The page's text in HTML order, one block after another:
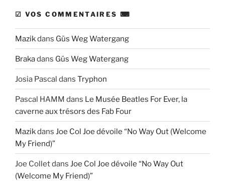
☑ VOS COMMENTAIRES ⌨
Mazikdans Güs Weg Watergang
Brakadans Güs Weg Watergang
Josia Pascal dans Tryphon
Pascal HAMM dans Le Musée Beatles For Ever, la
caverne aux trésors des Fab Four
Mazikdans Joe Col Joe dévoile “No Way Out (Welcome
My Friend)”
Joe Colletdans Joe Col Joe dévoile “No Way Out
(Welcome My Friend)”